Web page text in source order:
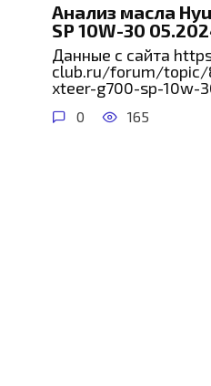
Анализ масла
SP 10W-30
Данные с сайта
club.ru/forum/topic/
xteer-g700-sp-10w-
0 165